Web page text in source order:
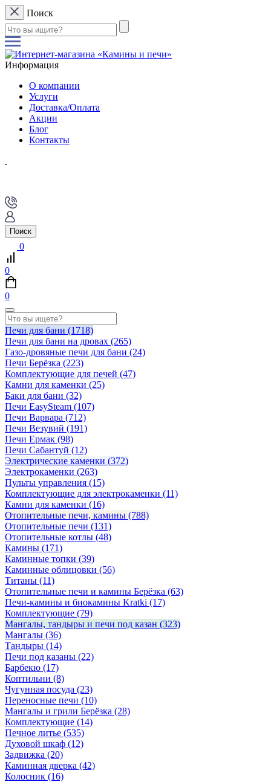
Поиск
Информация
О компании
Услуги
Доставка/Оплата
Акции
Блог
Контакты
Поиск
0
0
0
Печи для бани (1718)
Печи для бани на дровах (265)
Газо-дровяные печи для бани (24)
Печи Берёзка (223)
Комплектующие для печей (47)
Камни для каменки (25)
Баки для бани (32)
Печи EasySteam (107)
Печи Варвара (712)
Печи Везувий (191)
Печи Ермак (98)
Печи Сабантуй (12)
Электрические каменки (372)
Электрокаменки (263)
Пульты управления (15)
Комплектующие для электрокаменки (11)
Камни для каменки (16)
Отопительные печи, камины (788)
Отопительные печи (131)
Отопительные котлы (48)
Камины (171)
Каминные топки (39)
Каминные облицовки (56)
Титаны (11)
Отопительные печи и камины Берёзка (63)
Печи-камины и биокамины Kratki (17)
Комплектующие (79)
Мангалы, тандыры и печи под казан (323)
Мангалы (36)
Тандыры (14)
Печи под казаны (22)
Барбекю (17)
Коптильни (8)
Чугунная посуда (23)
Переносные печи (10)
Мангалы и грили Берёзка (28)
Комплектующие (14)
Печное литье (535)
Духовой шкаф (12)
Задвижка (20)
Каминная дверка (42)
Колосник (16)